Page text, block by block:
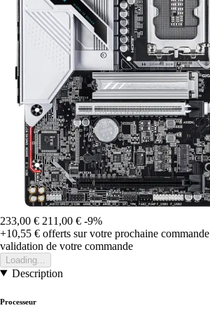
233,00 € 211,00 € -9%
+10,55 € offerts sur votre prochaine commande
validation de votre commande
Loading...
Description
Processeur